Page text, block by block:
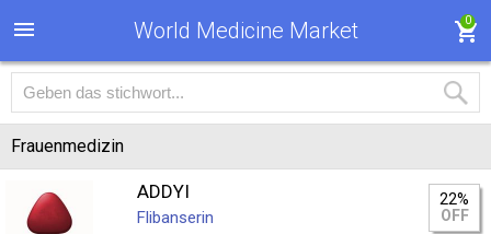
World Medicine Market 0
Frauenmedizin
ADDYI
Flibanserin
22%
OFF